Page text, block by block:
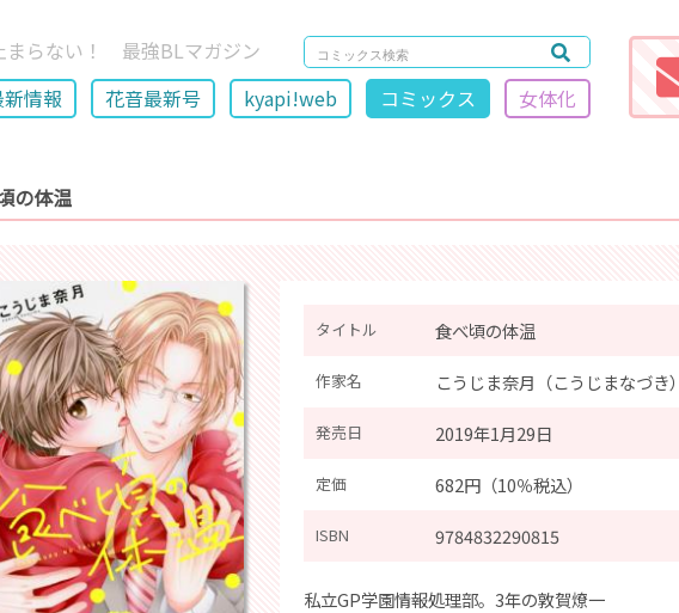
まらない！ 最強BLマガジン
情報
花音最新号 kyapi!web コミックス 女体化
の体温
タイトル 食べ頃の体温
作家名 こうじま奈月（こうじまなづき）
発売日 2019年1月29日
定価 682円（10％税込）
ISBN 9784832290815
私立GP学園情報処理部。3年の敦賀燎一